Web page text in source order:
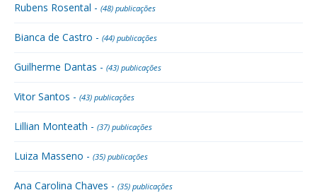
Rubens Rosental - (48) publicações
Bianca de Castro - (44) publicações
Guilherme Dantas - (43) publicações
Vitor Santos - (43) publicações
Lillian Monteath - (37) publicações
Luiza Masseno - (35) publicações
Ana Carolina Chaves - (35) publicações